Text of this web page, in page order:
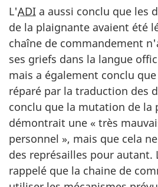
L'ADI a aussi conclu que les
de la plaignante avaient été
chaîne de commandement
ses griefs dans la langue
mais a également conclu
réparé par la traduction des
conclu que la mutation de la
démontrait une « très
personnel », mais que cela
des représailles pour autant.
rappelé que la chaine de